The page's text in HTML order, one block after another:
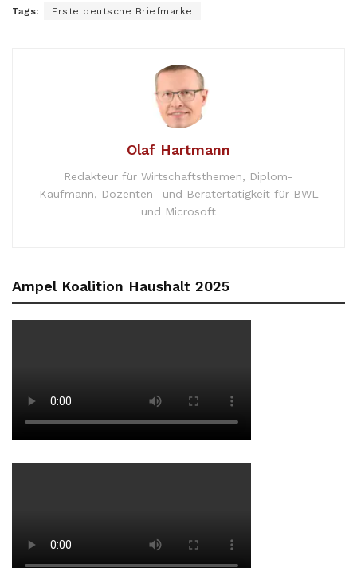
Tags: Erste deutsche Briefmarke
Olaf Hartmann
Redakteur für Wirtschaftsthemen, Diplom-
Kaufmann, Dozenten- und Beratertätigkeit für BWL
und Microsoft
Ampel Koalition Haushalt 2025